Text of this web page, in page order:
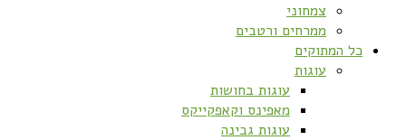
צמחוני
ממרחים ורטבים
כל המתוקים
עוגות
עוגות בחושות
מאפינס וקאפקייקס
עוגות גבינה